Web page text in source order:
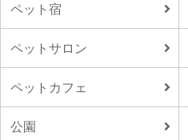
ペット宿
ペットサロン
ペットカフェ
公園